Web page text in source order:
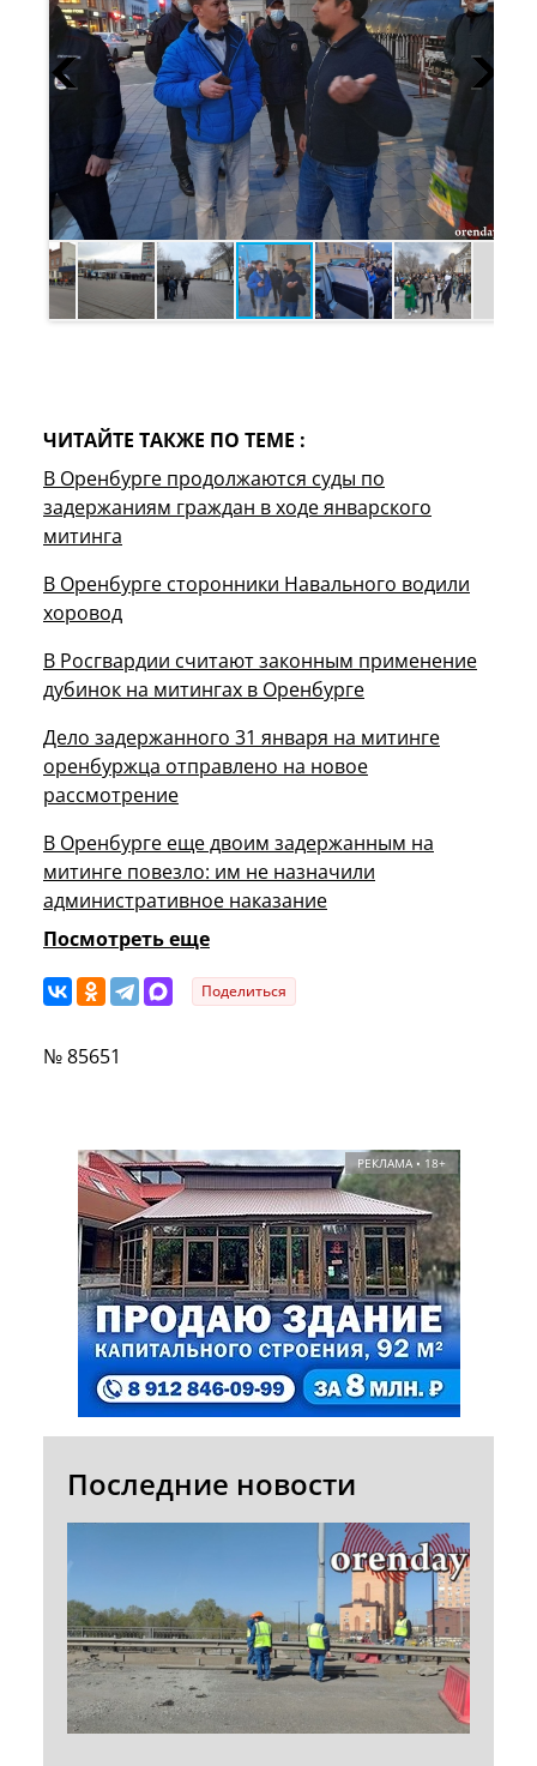
ЧИТАЙТЕ ТАКЖЕ ПО ТЕМЕ :
В Оренбурге продолжаются суды по
задержаниям граждан в ходе январского
митинга
В Оренбурге сторонники Навального водили
хоровод
В Росгвардии считают законным применение
дубинок на митингах в Оренбурге
Дело задержанного 31 января на митинге
оренбуржца отправлено на новое
рассмотрение
В Оренбурге еще двоим задержанным на
митинге повезло: им не назначили
административное наказание
Посмотреть еще
Поделиться
№ 85651
РЕКЛАМА • 18+
Последние новости